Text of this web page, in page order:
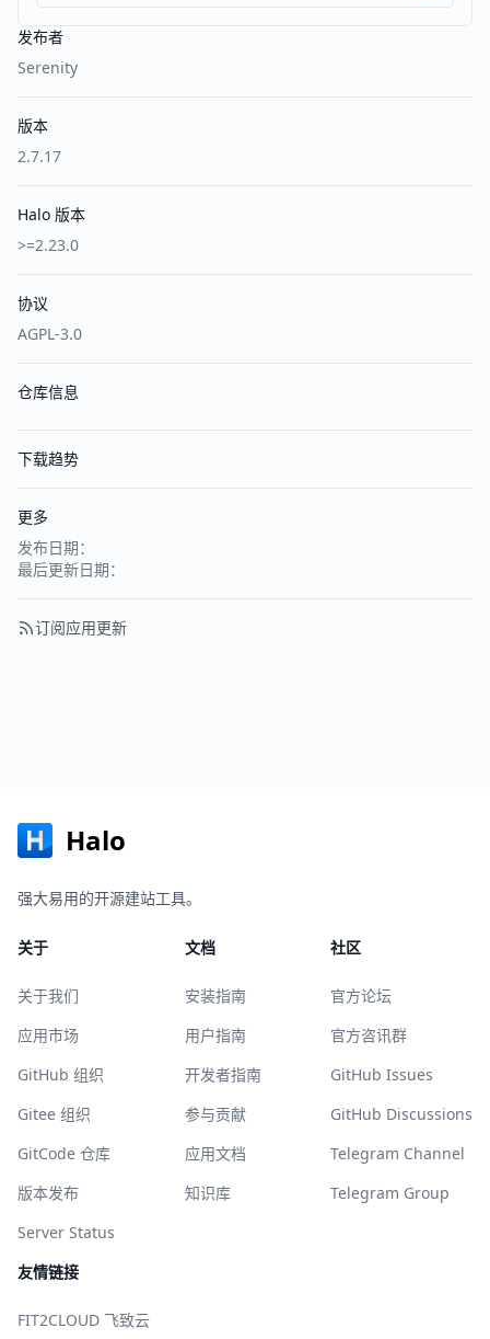
发布者
Serenity
版本
2.7.17
Halo 版本
>=2.23.0
协议
AGPL-3.0
仓库信息
下载趋势
更多
发布日期：
最后更新日期：
订阅应用更新
Halo
强大易用的开源建站工具。
关于
关于我们
应用市场
GitHub 组织
Gitee 组织
GitCode 仓库
版本发布
Server Status
文档
安装指南
用户指南
开发者指南
参与贡献
应用文档
知识库
社区
官方论坛
官方咨讯群
GitHub Issues
GitHub Discussions
Telegram Channel
Telegram Group
友情链接
FIT2CLOUD 飞致云